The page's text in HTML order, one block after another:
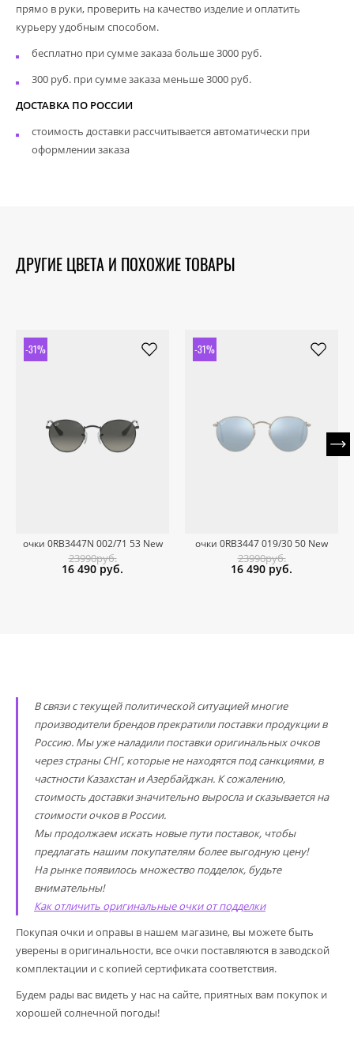
прямо в руки, проверить на качество изделие и оплатить
курьеру удобным способом.
бесплатно при сумме заказа больше 3000 руб.
300 руб. при сумме заказа меньше 3000 руб.
ДОСТАВКА ПО РОССИИ
стоимость доставки рассчитывается автоматически при
оформлении заказа
ДРУГИЕ ЦВЕТА И ПОХОЖИЕ ТОВАРЫ
-31%
очки 0RB3447N 002/71 53 New
23990руб.
16 490 руб.
-31%
очки 0RB3447 019/30 50 New
23990руб.
16 490 руб.
В связи с текущей политической ситуацией многие
производители брендов прекратили поставки продукции в
Россию. Мы уже наладили поставки оригинальных очков
через страны СНГ, которые не находятся под санкциями, в
частности Казахстан и Азербайджан. К сожалению,
стоимость доставки значительно выросла и сказывается на
стоимости очков в России.
Мы продолжаем искать новые пути поставок, чтобы
предлагать нашим покупателям более выгодную цену!
На рынке появилось множество подделок, будьте
внимательны!
Как отличить оригинальные очки от подделки
Покупая очки и оправы в нашем магазине, вы можете быть
уверены в оригинальности, все очки поставляются в заводской
комплектации и с копией сертификата соответствия.
Будем рады вас видеть у нас на сайте, приятных вам покупок и
хорошей солнечной погоды!